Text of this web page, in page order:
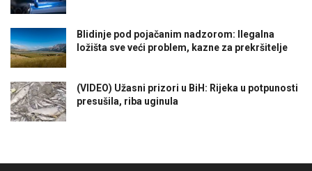
Blidinje pod pojačanim nadzorom: Ilegalna
ložišta sve veći problem, kazne za prekršitelje
(VIDEO) Užasni prizori u BiH: Rijeka u potpunosti
presušila, riba uginula